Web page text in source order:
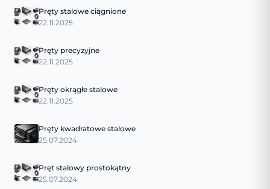
Pręty stalowe ciągnione
22.11.2025
Pręty precyzyjne
22.11.2025
Pręty okrągłe stalowe
22.11.2025
Pręty kwadratowe stalowe
25.07.2024
Pręt stalowy prostokątny
25.07.2024